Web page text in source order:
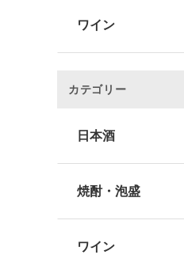
10,001円～
3000円台
ワイン
2,001～3,000円
3,001～5,000円
5,001～10,000円
カテゴリー
日本酒
大吟醸酒
焼酎・泡盛
ワイン